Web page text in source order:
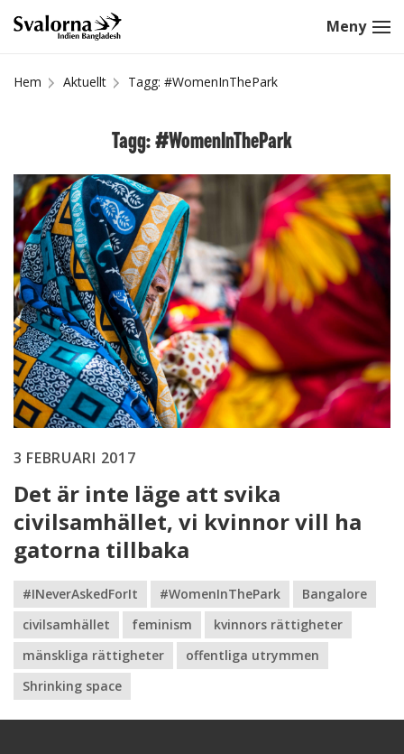
Hem Aktuellt Tagg: #WomenInThePark
Tagg: #WomenInThePark
3 FEBRUARI 2017
Det är inte läge att svika
civilsamhället, vi kvinnor vill ha
gatorna tillbaka
#INeverAskedForIt #WomenInThePark
Bangalore
civilsamhället
feminism
kvinnors rättigheter
mänskliga rättigheter
offentliga utrymmen
Shrinking space